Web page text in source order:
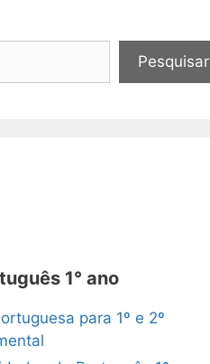
Pesquisar
1° ano
para 1º e 2º